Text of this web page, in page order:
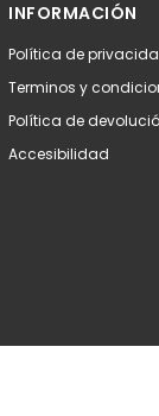
INFORMACIÓN
Política de
Terminos y
Política de
Accesibilidad